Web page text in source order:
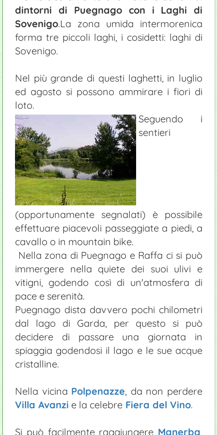
dintorni di Puegnago con i Laghi di
Sovenigo.La zona umida intermorenica
forma tre piccoli laghi, i cosidetti: laghi di
Sovenigo.
Nel più grande di questi laghetti, in luglio
ed agosto si possono ammirare i fiori di
loto.
Seguendo i
sentieri
(opportunamente segnalati) è possibile
effettuare piacevoli passeggiate a piedi, a
cavallo o in mountain bike.
Nella zona di Puegnago e Raffa ci si può
immergere nella quiete dei suoi ulivi e
vitigni, godendo così di un'atmosfera di
pace e serenità.
Puegnago dista davvero pochi chilometri
dal lago di Garda, per questo si può
decidere di passare una giornata in
spiaggia godendosi il lago e le sue acque
cristalline.
Nella vicina Polpenazze, da non perdere
Villa Avanzi e la celebre Fiera del Vino.
Si può facilmente raggiungere Manerba,